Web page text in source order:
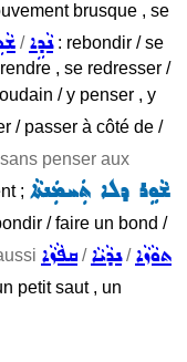
brusque , se
/ܢܵܕܹܐ: rebondir / se
, se redresser /
/ y penser , y
/ passer à côté de /
sans penser aux
; ܫܵܘܹܪ ܕܠܐ ܬܲܚܡܲܢܬܵܐ
/ faire un bond /
ܩܦܵܙܵܐ/ܢܕܵܝܵܐ/ܬܘܵܙܵܐ
petit saut , un